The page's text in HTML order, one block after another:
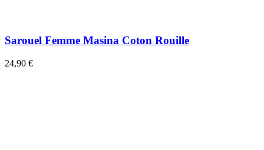
Sarouel Femme Masina Coton Rouille
24,90 €